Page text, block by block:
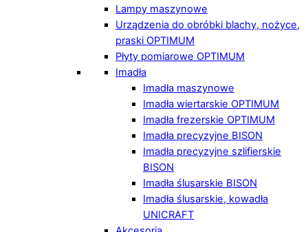
Lampy maszynowe
Urządzenia do obróbki blachy, nożyce,
praski OPTIMUM
Płyty pomiarowe OPTIMUM
Imadła
Imadła maszynowe
Imadła wiertarskie OPTIMUM
Imadła frezerskie OPTIMUM
Imadła precyzyjne BISON
Imadła precyzyjne szlifierskie
BISON
Imadła ślusarskie BISON
Imadła ślusarskie, kowadła
UNICRAFT